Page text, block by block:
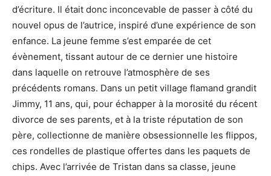
d’écriture. Il était donc inconcevable de passer à côté du
nouvel opus de l’autrice, inspiré d’une expérience de son
enfance. La jeune femme s’est emparée de cet
évènement, tissant autour de ce dernier une histoire
dans laquelle on retrouve l’atmosphère de ses
précédents romans. Dans un petit village flamand grandit
Jimmy, 11 ans, qui, pour échapper à la morosité du récent
divorce de ses parents, et à la triste réputation de son
père, collectionne de manière obsessionnelle les flippos,
ces rondelles de plastique offertes dans les paquets de
chips. Avec l’arrivée de Tristan dans sa classe, jeune